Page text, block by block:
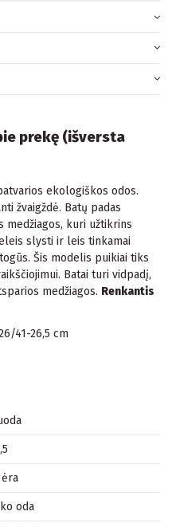
prekę (išversta
ekologiškos odos.
žvaigždė. Batų padas
medžiagos, kuri užtikrins
slysti ir leis tinkamai
Šis modelis puikiai tiks
Batai turi vidpadį,
medžiagos. Renkantis
41-26,5 cm
oda